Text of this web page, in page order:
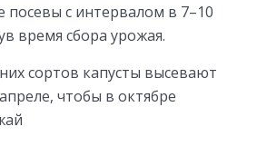
посевы с интервалом в 7–10
время сбора урожая.
сортов капусты высевают
чтобы в октябре